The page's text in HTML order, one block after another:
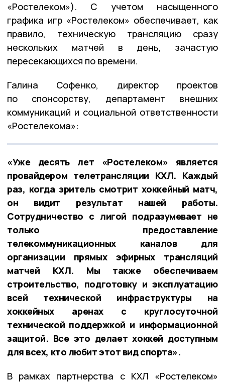
«Ростелеком»). С учетом насыщенного
графика игр «Ростелеком» обеспечивает, как
правило, техническую трансляцию сразу
нескольких матчей в день, зачастую
пересекающихся по времени.
Галина Софенко, директор проектов
по спонсорству, департамент внешних
коммуникаций и социальной ответственности
«Ростелекома»:
«Уже десять лет «Ростелеком» является
провайдером телетрансляции КХЛ. Каждый
раз, когда зритель смотрит хоккейный матч,
он видит результат нашей работы.
Сотрудничество с лигой подразумевает не
только предоставление
телекоммуникационных каналов для
организации прямых эфирных трансляций
матчей КХЛ. Мы также обеспечиваем
строительство, подготовку и эксплуатацию
всей технической инфраструктуры на
хоккейных аренах с круглосуточной
технической поддержкой и информационной
защитой. Все это делает хоккей доступным
для всех, кто любит этот вид спорта».
В рамках партнерства с КХЛ «Ростелеком»